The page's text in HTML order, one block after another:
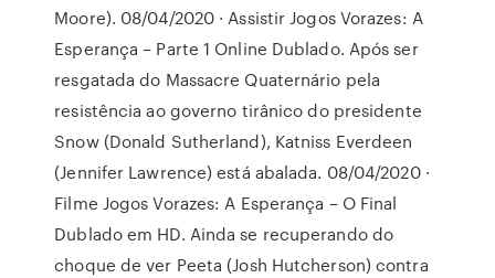
Moore). 08/04/2020 · Assistir Jogos Vorazes: A
Esperança – Parte 1 Online Dublado. Após ser
resgatada do Massacre Quaternário pela
resistência ao governo tirânico do presidente
Snow (Donald Sutherland), Katniss Everdeen
(Jennifer Lawrence) está abalada. 08/04/2020 ·
Filme Jogos Vorazes: A Esperança – O Final
Dublado em HD. Ainda se recuperando do
choque de ver Peeta (Josh Hutcherson) contra